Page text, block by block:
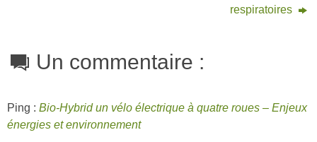
respiratoires
Un commentaire :
Ping : Bio-Hybrid un vélo électrique à quatre roues – Enjeux
énergies et environnement